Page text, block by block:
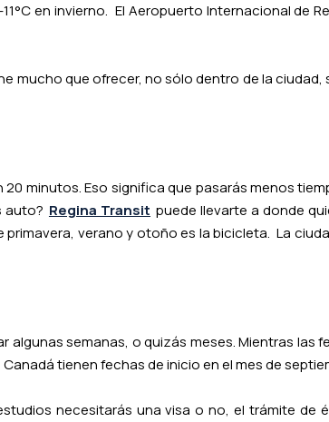
en invierno. El Aeropuerto Internacional de
mucho que ofrecer, no sólo dentro de la ciudad,
minutos. Eso significa que pasarás menos
auto? Regina Transit puede llevarte a donde
verano y otoño es la bicicleta. La
algunas semanas, o quizás meses. Mientras las
tienen fechas de inicio en el mes de
necesitarás una visa o no, el trámite de